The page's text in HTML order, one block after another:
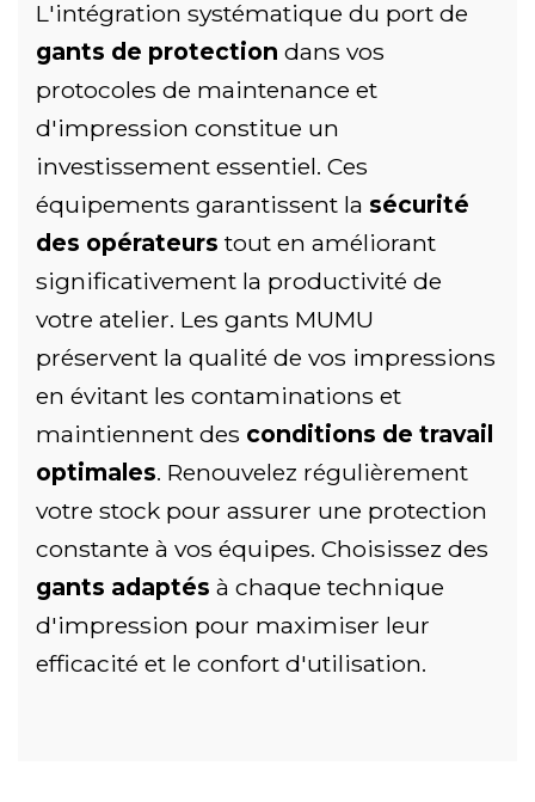
L'intégration systématique du port de
gants de protection dans vos
protocoles de maintenance et
d'impression constitue un
investissement essentiel. Ces
équipements garantissent la sécurité
des opérateurs tout en améliorant
significativement la productivité de
votre atelier. Les gants MUMU
préservent la qualité de vos impressions
en évitant les contaminations et
maintiennent des conditions de travail
optimales. Renouvelez régulièrement
votre stock pour assurer une protection
constante à vos équipes. Choisissez des
gants adaptés à chaque technique
d'impression pour maximiser leur
efficacité et le confort d'utilisation.